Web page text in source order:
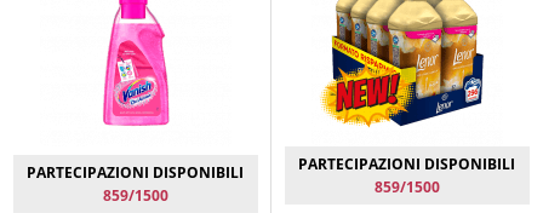
PARTECIPAZIONI DISPONIBILI
859/1500
PARTECIPAZIONI DISPONIBILI
859/1500